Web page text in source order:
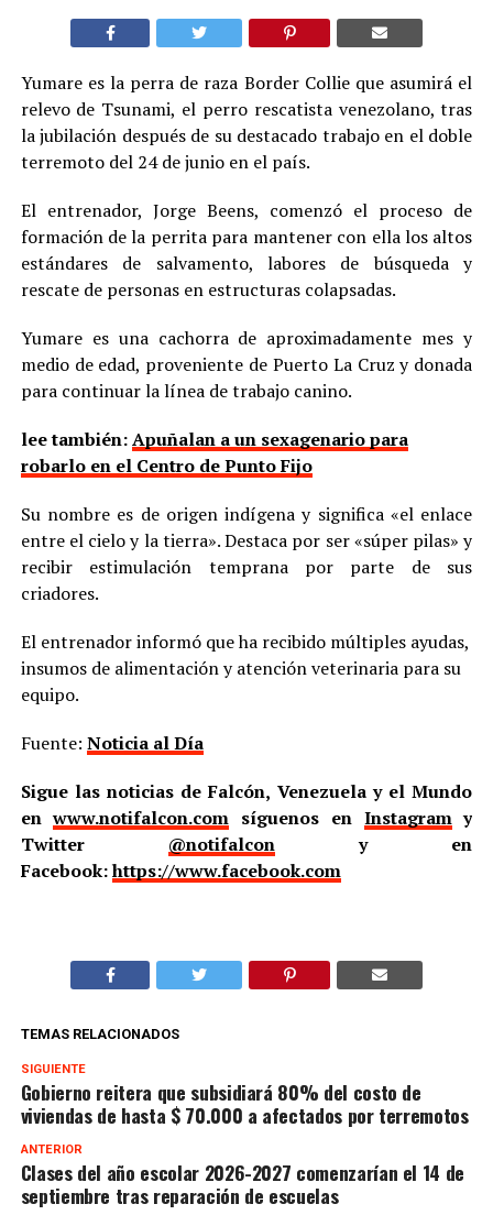
Yumare es la perra de raza Border Collie que asumirá el
relevo de Tsunami, el perro rescatista venezolano, tras
la jubilación después de su destacado trabajo en el doble
terremoto del 24 de junio en el país.
El entrenador, Jorge Beens, comenzó el proceso de
formación de la perrita para mantener con ella los altos
estándares de salvamento, labores de búsqueda y
rescate de personas en estructuras colapsadas.
Yumare es una cachorra de aproximadamente mes y
medio de edad, proveniente de Puerto La Cruz y donada
para continuar la línea de trabajo canino.
lee también:Apuñalan a un sexagenario para
robarlo en el Centro de Punto Fijo
Su nombre es de origen indígena y significa «el enlace
entre el cielo y la tierra». Destaca por ser «súper pilas» y
recibir estimulación temprana por parte de sus
criadores.
El entrenador informó que ha recibido múltiples ayudas,
insumos de alimentación y atención veterinaria para su
equipo.
Fuente: Noticia al Día
Sigue las noticias de Falcón, Venezuela y el Mundo
enwww.notifalcon.com síguenos en Instagramy
Twitter @notifalcony en
Facebook:https://www.facebook.com
TEMAS RELACIONADOS
SIGUIENTE
Gobierno reitera que subsidiará 80% del costo de
viviendas de hasta $ 70.000 a afectados por terremotos
ANTERIOR
Clases del año escolar 2026-2027 comenzarían el 14 de
septiembre tras reparación de escuelas